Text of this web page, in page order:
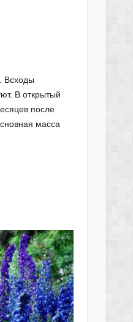
Всходы
В открытый
после
масса